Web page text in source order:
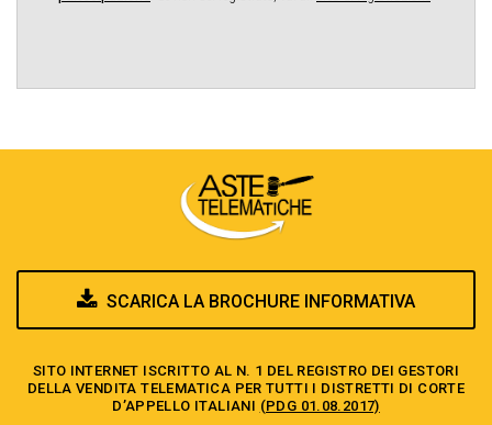
SCARICA LA BROCHURE INFORMATIVA
SITO INTERNET ISCRITTO AL N. 1 DEL REGISTRO DEI GESTORI
DELLA VENDITA TELEMATICA PER TUTTI I DISTRETTI DI CORTE
D’APPELLO ITALIANI (PDG 01.08.2017)